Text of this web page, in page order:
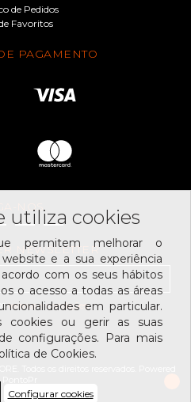
de Pedidos
Favoritos
PAGAMENTO
NOS
NEWSLETTER
termos e condições
utiliza cookies
permitem melhorar o
e a sua experiência
com os seus hábitos
o acesso a todas as áreas
em particular.
cookies ou gerir as suas
configurações. Para mais
de Cookies.
Configurar cookies